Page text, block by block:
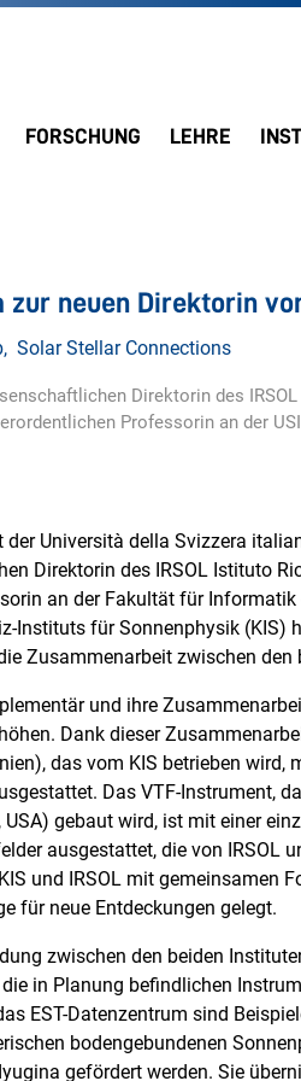
FORSCHUNG LEHRE
neuen Direktorin
, Solar Stellar Connections
Direktorin des
Professorin an der
Università della Svizzera
Direktorin des IRSOL Istituto
an der Fakultät für Informatik
Instituts für Sonnenphysik (KIS)
Zusammenarbeit zwischen
und ihre
Dank dieser
das vom KIS betrieben wird,
Das VTF-Instrument,
gebaut wird, ist mit einer
ausgestattet, die von IRSOL
und IRSOL mit gemeinsamen
für neue Entdeckungen gelegt.
zwischen den beiden
in Planung befindlichen
EST-Datenzentrum sind
bodengebundenen
gefördert werden. Sie